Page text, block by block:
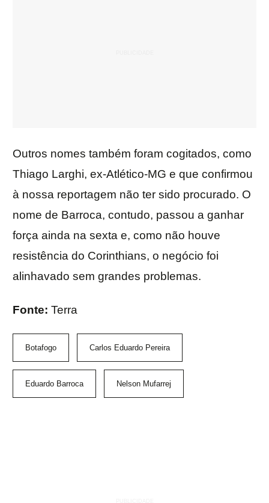
Outros nomes também foram cogitados, como
Thiago Larghi, ex-Atlético-MG e que confirmou
à nossa reportagem não ter sido procurado. O
nome de Barroca, contudo, passou a ganhar
força ainda na sexta e, como não houve
resistência do Corinthians, o negócio foi
alinhavado sem grandes problemas.
Fonte: Terra
Botafogo Carlos Eduardo Pereira
Eduardo Barroca Nelson Mufarrej